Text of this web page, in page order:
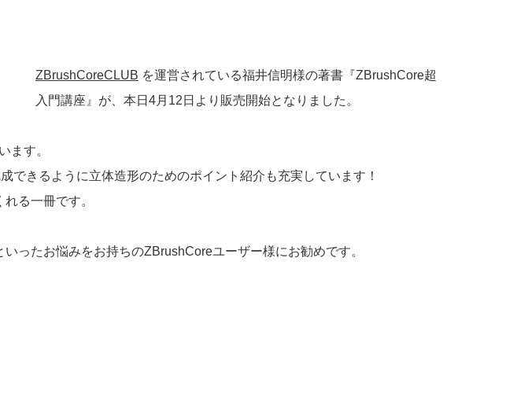
ZBrushCoreCLUB を運営されている福井信明様の著書『ZBrushCore超
入門講座』が、本日4月12日より販売開始となりました。
ます。
できるように立体造形のためのポイント紹介も充実しています！
る一冊です。
ったお悩みをお持ちのZBrushCoreユーザー様にお勧めです。